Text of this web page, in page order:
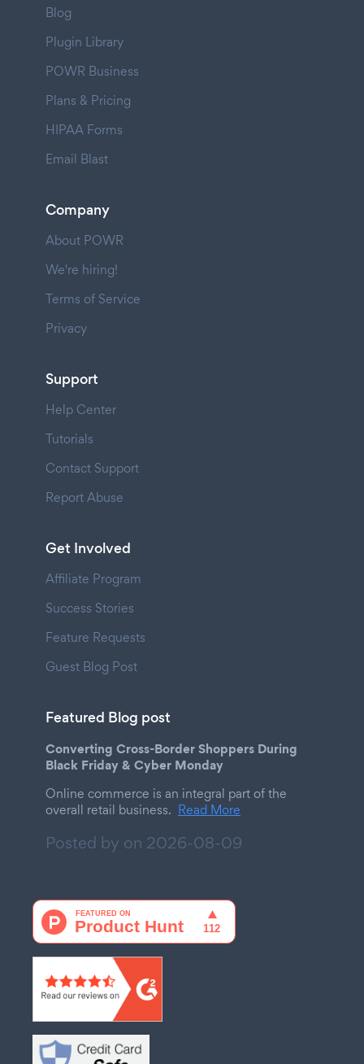
Blog
Plugin Library
POWR Business
Plans & Pricing
HIPAA Forms
Email Blast
Company
About POWR
We're hiring!
Terms of Service
Privacy
Support
Help Center
Tutorials
Contact Support
Report Abuse
Get Involved
Affiliate Program
Success Stories
Feature Requests
Guest Blog Post
Featured Blog post
Converting Cross-Border Shoppers During
Black Friday & Cyber Monday
Online commerce is an integral part of the
overall retail business. Read More
Posted by on 2026-08-09